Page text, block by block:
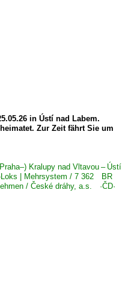
in Ústí nad Labem.
Zur Zeit fährt Sie um
Kralupy nad Vltavou – Ústí
Loks | Mehrsystem / 7 362 BR
/ České dráhy, a.s. ·ČD·